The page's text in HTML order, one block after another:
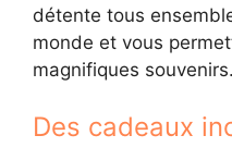
détente tous
monde et vous
magnifiques souvenirs.
Des cadeaux